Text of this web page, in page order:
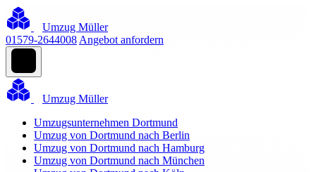
Umzug Müller
01579-2644008 Angebot anfordern
Umzug Müller
Umzugsunternehmen Dortmund
Umzug von Dortmund nach Berlin
Umzug von Dortmund nach Hamburg
Umzug von Dortmund nach München